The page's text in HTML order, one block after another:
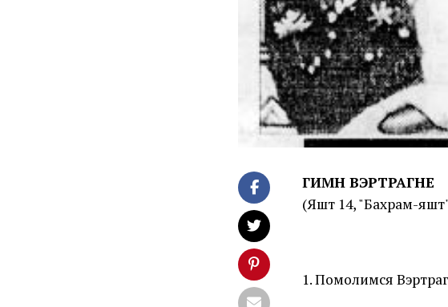
ГИМН ВЭРТРАГНЕ
(Яшт 14, "Бахрам-
1. Помолимся